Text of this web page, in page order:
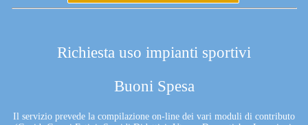
Richiesta uso impianti sportivi
Buoni Spesa
Il servizio prevede la compilazione on-line dei vari moduli di contributo